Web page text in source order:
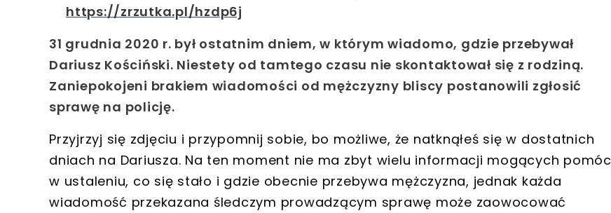
https://zrzutka.pl/hzdp6j
31 grudnia 2020 r. był ostatnim dniem, w którym wiadomo, gdzie przebywał
Dariusz Kościński. Niestety od tamtego czasu nie skontaktował się z rodziną.
Zaniepokojeni brakiem wiadomości od mężczyzny bliscy postanowili zgłosić
sprawę na policję.
Przyjrzyj się zdjęciu i przypomnij sobie, bo możliwe, że natknąłeś się w dostatnich
dniach na Dariusza. Na ten moment nie ma zbyt wielu informacji mogących pomóc
w ustaleniu, co się stało i gdzie obecnie przebywa mężczyzna, jednak każda
wiadomość przekazana śledczym prowadzącym sprawę może zaowocować